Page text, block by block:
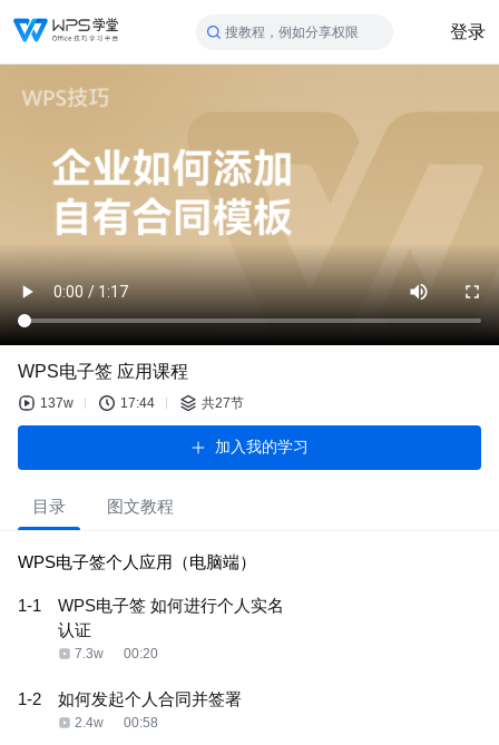
搜教程，例如分享权限 登录
WPS电子签 应用课程
137w 17:44 共27节
加入我的学习
目录 图文教程
WPS电子签个人应用（电脑端）
1-1
WPS电子签 如何进行个人实名
认证
7.3w 00:20
1-2 如何发起个人合同并签署
2.4w 00:58